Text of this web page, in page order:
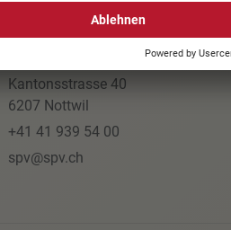
Schweizer
Paraplegiker-Vereinigung
Kantonsstrasse 40
6207 Nottwil
+41 41 939 54 00
spv@spv.ch